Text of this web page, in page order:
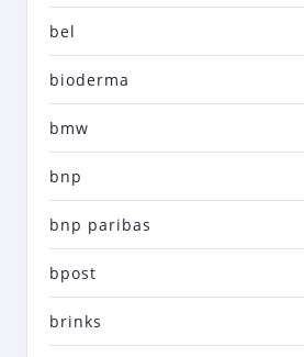
bel
bioderma
bmw
bnp
bnp paribas
bpost
brinks